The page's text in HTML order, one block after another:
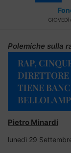
GIOVEDÌ
Polemiche sulla
RAP,
TIENE
Pietro Minardi
lunedì 29